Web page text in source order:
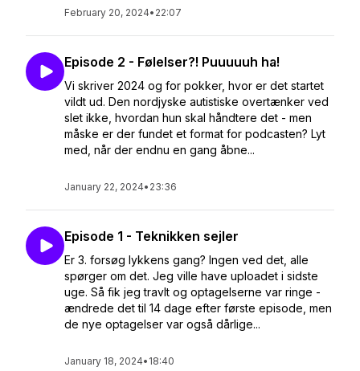
February 20, 2024• 22:07
Episode 2 - Følelser?! Puuuuuh ha!
Vi skriver 2024 og for pokker, hvor er det startet
vildt ud. Den nordjyske autistiske overtænker ved
slet ikke, hvordan hun skal håndtere det - men
måske er der fundet et format for podcasten? Lyt
med, når der endnu en gang åbne...
January 22, 2024• 23:36
Episode 1 - Teknikken sejler
Er 3. forsøg lykkens gang? Ingen ved det, alle
spørger om det. Jeg ville have uploadet i sidste
uge. Så fik jeg travlt og optagelserne var ringe -
ændrede det til 14 dage efter første episode, men
de nye optagelser var også dårlige...
January 18, 2024• 18:40